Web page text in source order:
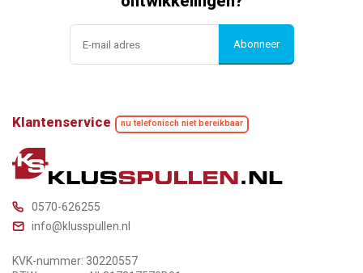
Abonneer
Klantenservice nu telefonisch niet bereikbaar
0570-626255
info@klusspullen.nl
KVK-nummer: 30220557